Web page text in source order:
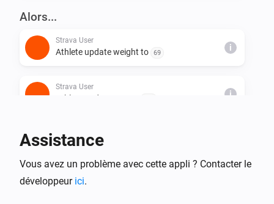
Alors...
Strava User
Athlete update weight to 69
i
Strava User
Athlete update FTP to i
Strava User
Activity Activity ID
Strava User
Assistance
Vous avez un problème avec cette appli ? Contacter le
développeur ici.